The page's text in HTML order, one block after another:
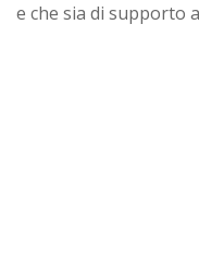
e che sia di supporto